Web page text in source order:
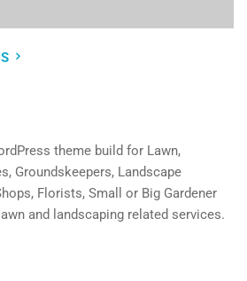
theme build for Lawn,
Groundskeepers, Landscape
Florists, Small or Big Gardener
and landscaping related services.